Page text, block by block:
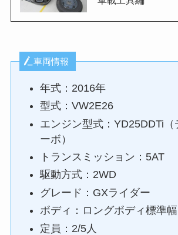
車両情報
年式：2016年
型式：VW2E26
エンジン型式：YD25DDTi（
ーボ）
トランスミッション：5AT
駆動方式：2WD
グレード：GXライダー
ボディ：ロングボディ標準幅
定員：2/5人